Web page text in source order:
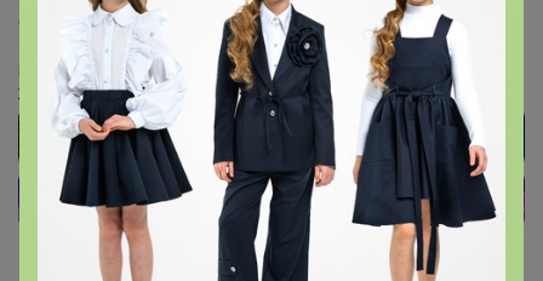
дк 1 мая
‌Подписывайтесь на наш чат в Телеграм
‌Живые обзоры, акции, спецпредложения